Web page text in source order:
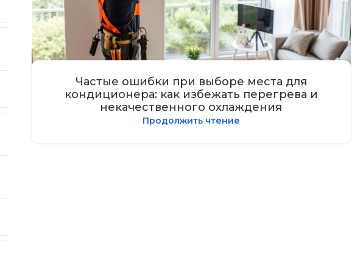
Частые ошибки при выборе места для
кондиционера: как избежать перегрева и
некачественного охлаждения
Продолжить чтение